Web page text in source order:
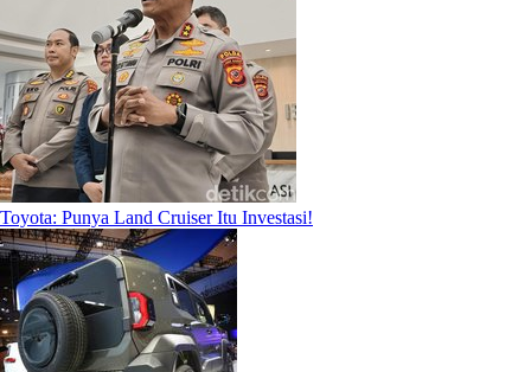
Toyota: Punya Land Cruiser Itu Investasi!